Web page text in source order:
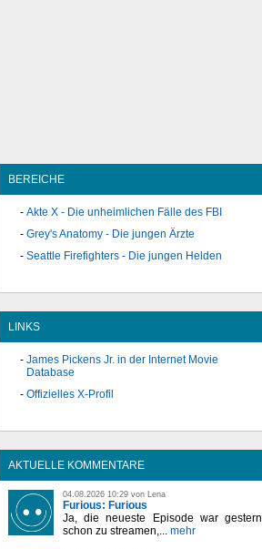
BEREICHE
Akte X - Die unheimlichen Fälle des FBI
Grey's Anatomy - Die jungen Ärzte
Seattle Firefighters - Die jungen Helden
LINKS
James Pickens Jr. in der Internet Movie
Database
Offizielles X-Profil
AKTUELLE KOMMENTARE
04.08.2026 10:29 von Lena
Furious: Furious
Ja, die neueste Episode war gestern
schon zu streamen,... mehr